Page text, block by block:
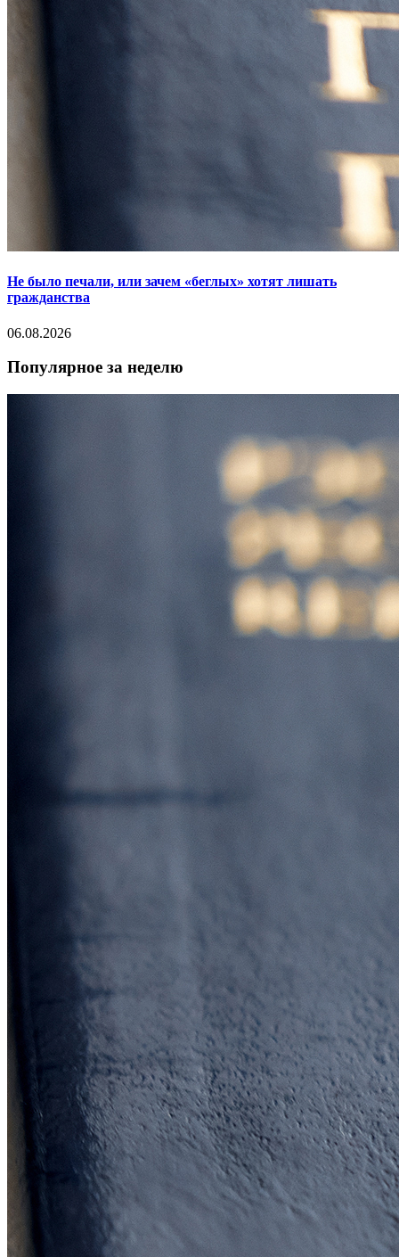
Не было печали, или зачем «беглых» хотят лишать
гражданства
06.08.2026
Популярное за неделю